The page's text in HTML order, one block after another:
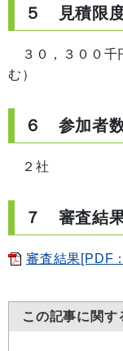
５ 見積限
３０，３００千
む）
６ 参加者
２社
７ 審査結
審査結果[PDF
この記事に関す